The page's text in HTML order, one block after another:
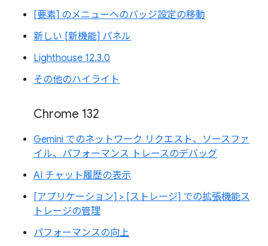
[要素] のメニューへのバッジ設定の移動
新しい [新機能] パネル
Lighthouse 12.3.0
その他のハイライト
Chrome 132
Gemini でのネットワーク リクエスト、ソースファ
イル、パフォーマンス トレースのデバッグ
AI チャット履歴の表示
[アプリケーション] > [ストレージ] での拡張機能ス
トレージの管理
パフォーマンスの向上